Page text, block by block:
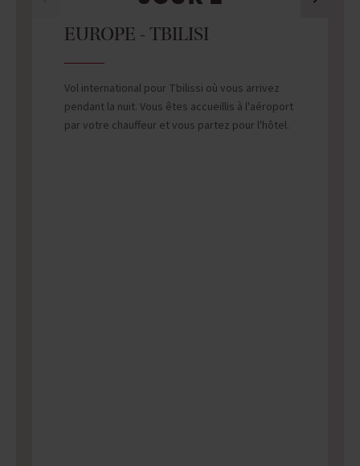
EUROPE - TBILISI
Vol international pour Tbilissi où vous arrivez
pendant la nuit. Vous êtes accueillis à l'aéroport
par votre chauffeur et vous partez pour l'hôtel.